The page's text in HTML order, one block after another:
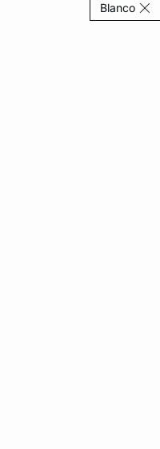
Blanco